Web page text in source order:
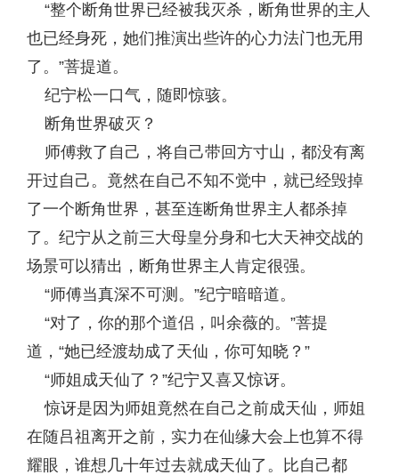
“整个断角世界已经被我灭杀，断角世界的主人
也已经身死，她们推演出些许的心力法门也无用
了。”菩提道。
纪宁松一口气，随即惊骇。
断角世界破灭？
师傅救了自己，将自己带回方寸山，都没有离
开过自己。竟然在自己不知不觉中，就已经毁掉
了一个断角世界，甚至连断角世界主人都杀掉
了。纪宁从之前三大母皇分身和七大天神交战的
场景可以猜出，断角世界主人肯定很强。
“师傅当真深不可测。”纪宁暗暗道。
“对了，你的那个道侣，叫余薇的。”菩提
道，“她已经渡劫成了天仙，你可知晓？”
“师姐成天仙了？”纪宁又喜又惊讶。
惊讶是因为师姐竟然在自己之前成天仙，师姐
在随吕祖离开之前，实力在仙缘大会上也算不得
耀眼，谁想几十年过去就成天仙了。比自己都